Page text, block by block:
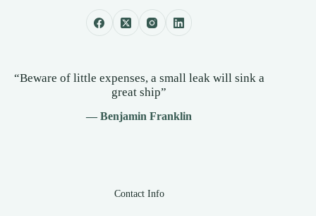
“Beware of little expenses, a small leak will sink a
great ship”
— Benjamin Franklin
Contact Info